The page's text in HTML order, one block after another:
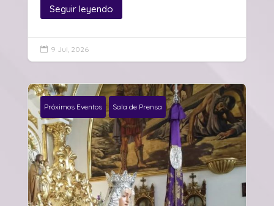
Seguir leyendo
 9 Jul, 2026
Próximos Eventos Sala de Prensa